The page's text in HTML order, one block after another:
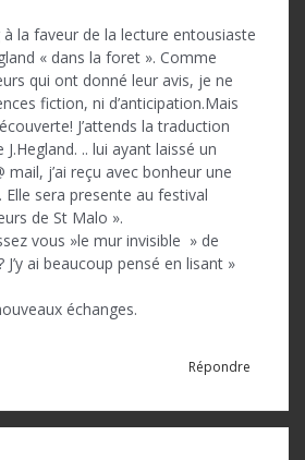
à la faveur de la lecture entousiaste
« dans la foret ». Comme
qui ont donné leur avis, je ne
fiction, ni d’anticipation.Mais
J’attends la traduction
J.Hegland. .. lui ayant laissé un
mail, j’ai reçu avec bonheur une
sera presente au festival
de St Malo ».
vous »le mur invisible » de
ai beaucoup pensé en lisant »
échanges.
Répondre